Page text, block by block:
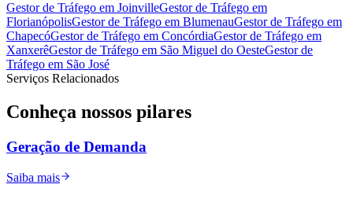
Gestor de Tráfego em JoinvilleGestor de Tráfego em
FlorianópolisGestor de Tráfego em BlumenauGestor de Tráfego em
ChapecóGestor de Tráfego em ConcórdiaGestor de Tráfego em
XanxerêGestor de Tráfego em São Miguel do OesteGestor de
Tráfego em São José
Serviços Relacionados
Conheça nossos pilares
Geração de Demanda
Saiba mais